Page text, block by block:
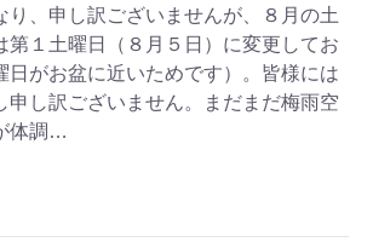
り、申し訳ございませんが、８月の土
第１土曜日（８月５日）に変更してお
日がお盆に近いためです）。皆様には
申し訳ございません。まだまだ梅雨空
体調…